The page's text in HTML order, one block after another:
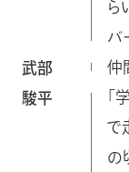
ら
バ
武部 仲
駿平
で
の